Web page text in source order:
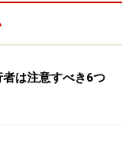
2300円）
2185円）
は注意すべき6つ